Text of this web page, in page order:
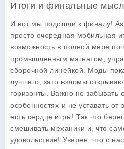
Итоги и финальные
И вот мы подошли к финалу!
просто очередная мобильная
возможность в полной мере
промышленным магнатом,
сборочной линейкой. Моды
лучшего, зато взломы
горизонты. Важно не забывать
особенностях и не уставать
есть сердце игры! Так что
смешивать механики и, что
удовольствие! Уверен, что с